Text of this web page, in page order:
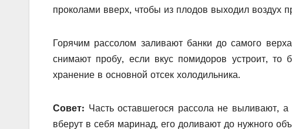
проколами вверх, чтобы из плодов выходил воздух
Горячим рассолом заливают банки до самого
снимают пробу, если вкус помидоров устроит,
хранение в основной отсек холодильника.
Совет: Часть оставшегося рассола не выливают,
вберут в себя маринад, его доливают до нужного